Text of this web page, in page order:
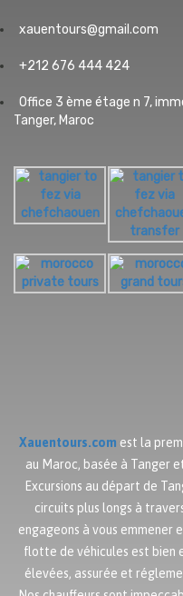
xauentours@gmail.com
+212 676 444 424
Office 3 ème étage n 7,
Tanger, Maroc
Xauentours.com est la
au Maroc, basée à Tanger
Excursions au départ de
circuits plus longs à
engageons à vous
flotte de véhicules est bien
élevées, assurée et